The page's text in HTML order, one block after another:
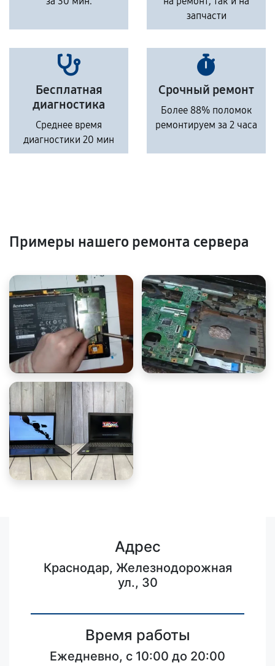
запчасти
Бесплатная
диагностика
Среднее время
диагностики 20 мин
Срочный ремонт
Более 88% поломок
ремонтируем за 2 часа
Примеры нашего ремонта сервера
Адрес
Краснодар, Железнодорожная
ул., 30
Время работы
Ежедневно, с 10:00 до 20:00